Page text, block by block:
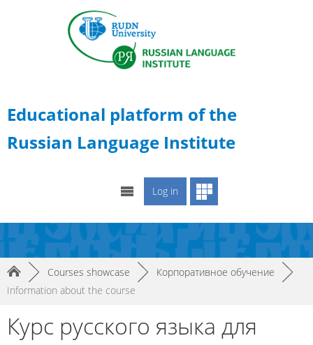
Educational platform of the
Russian Language Institute
Log in
► Courses showcase ► Корпоративное обучение
►
Information about the course
Курс русского языка для